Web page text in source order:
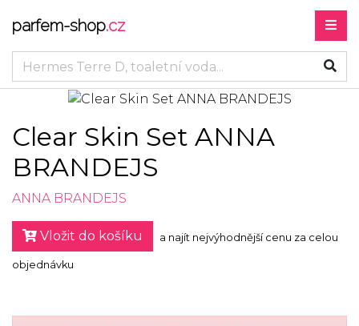
parfem-shop.cz
Clear Skin Set ANNA
BRANDEJS
ANNA BRANDEJS
Vložit do košíku a najít nejvýhodnější cenu za celou
objednávku